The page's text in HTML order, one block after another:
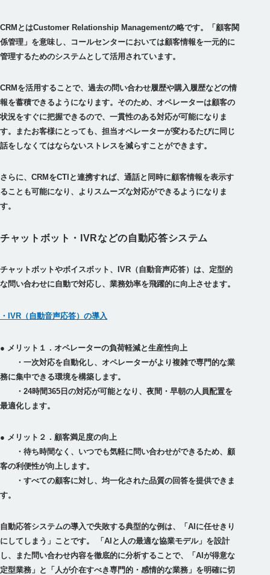
CRMとはCustomer Relationship Managementの略です。「顧客関
係管理」を意味し、コールセンターにおいては顧客情報を一元的に
管理するためのシステムとして活用されています。
CRMを活用することで、過去の問い合わせ履歴や購入履歴などの情
報を蓄積できるようになります。そのため、オペレーターは顧客の
状況をすぐに把握できるので、一貫性のある対応が可能になりま
す。またお客様にとっても、担当オペレーターが変わるたびに同じ
話をしなくてはならないストレスを減らすことができます。
さらに、CRMをCTIと連携すれば、通話と同時に顧客情報を表示す
ることも可能になり、よりスムーズな対応ができるようになりま
す。
チャットボット・IVRなどの自動応答システム
チャットボットやボイスボット、IVR（自動音声応答）は、定型的
な問い合わせに自動で対応し、業務効率を飛躍的に向上させます。
・IVR（自動音声応答）の導入
● メリット１．オペレーターの負荷軽減と生産性向上
・一次対応を自動化し、オペレーターがより複雑で専門的な業
務に集中できる環境を構築します。
・24時間365日の対応が可能となり、夜間・早朝の人員配置を
● メリット２．顧客満足度の向上
・待ち時間なく、いつでも気軽に問い合わせができるため、顧
客の利便性が向上します。
・すべての顧客に対し、均一化された品質の回答を提供できま
自動応答システムの導入で失敗する典型的な例は、「AIに任せきり
にしてしまう」ことです。 「AIと人の最適な協業モデル」を設計
し、また問い合わせ内容を徹底的に分析することで、「AIが得意な
定型業務」と「人が介在すべき専門的・感情的な業務」を明確に切